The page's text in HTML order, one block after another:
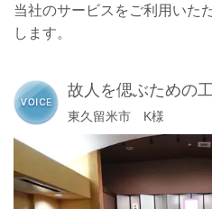
当社のサービスをご利用いた
します。
故人を偲ぶための
東久留米市 K様